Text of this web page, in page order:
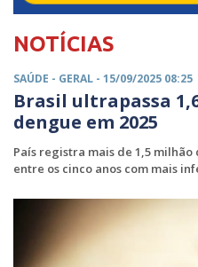
NOTÍCIAS
SAÚDE - GERAL - 15/09/2025 08:25
Brasil ultrapassa
dengue em 2025
País registra mais de 1,5 milhão
entre os cinco anos com mais